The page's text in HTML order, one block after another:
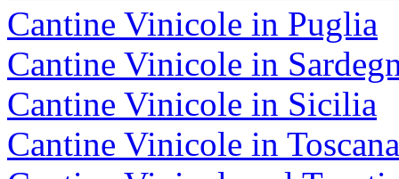
Cantine Vinicole in Puglia
Cantine Vinicole in
Cantine Vinicole in Sicilia
Cantine Vinicole in Toscana